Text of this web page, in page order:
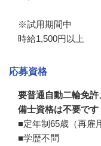
※試用期間中
時給1,500円以上
応募資格
要普通自動二輪免
備士資格は不要です
■定年制65歳（再雇
■学歴不問